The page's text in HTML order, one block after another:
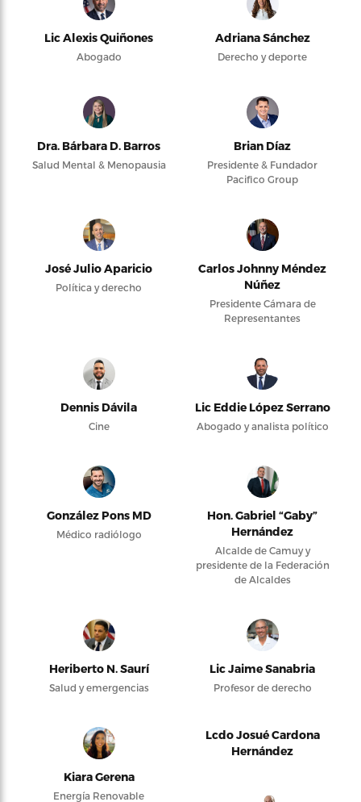
Lic Alexis Quiñones
Abogado
Adriana Sánchez
Derecho y deporte
Dra. Bárbara D. Barros
Salud Mental & Menopausia
Brian Díaz
Presidente & Fundador
Pacifico Group
José Julio Aparicio
Política y derecho
Carlos Johnny Méndez
Núñez
Presidente Cámara de
Representantes
Dennis Dávila
Cine
Lic Eddie López Serrano
Abogado y analista político
González Pons MD
Médico radiólogo
Hon. Gabriel “Gaby”
Hernández
Alcalde de Camuy y
presidente de la Federación
de Alcaldes
Heriberto N. Saurí
Salud y emergencias
Lic Jaime Sanabria
Profesor de derecho
Kiara Gerena
Energía Renovable
Lcdo Josué Cardona
Hernández